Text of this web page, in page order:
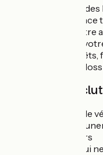
Le transfert des
Une
L'accès à
pour suivre
sites
Les frais de
Le prix
La location de
Le petit
Les déjeuners
Les dîners qui